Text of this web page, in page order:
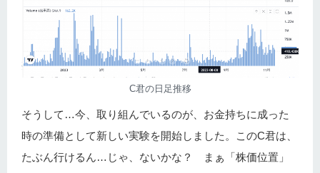
C君の日足推移
そうして…今、取り組んでいるのが、お金持ちに成った
時の準備として新しい実験を開始しました。このC君は、
たぶん行けるん…じゃ、ないかな？ まぁ「株価位置」